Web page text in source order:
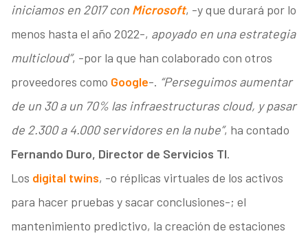
iniciamos en 2017 con Microsoft, -y que durará por lo
menos hasta el año 2022-, apoyado en una estrategia
multicloud”, -por la que han colaborado con otros
proveedores como Google-. “Perseguimos aumentar
de un 30 a un 70% las infraestructuras cloud, y pasar
de 2.300 a 4.000 servidores en la nube”, ha contado
Fernando Duro, Director de Servicios TI.
Los digital twins, -o réplicas virtuales de los activos
para hacer pruebas y sacar conclusiones-; el
mantenimiento predictivo, la creación de estaciones